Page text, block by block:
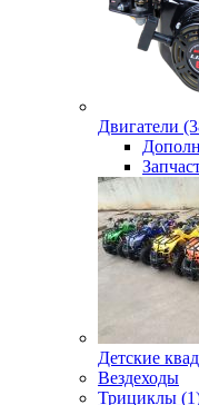
Двигатели
Детские
Вездеходы
Трициклы